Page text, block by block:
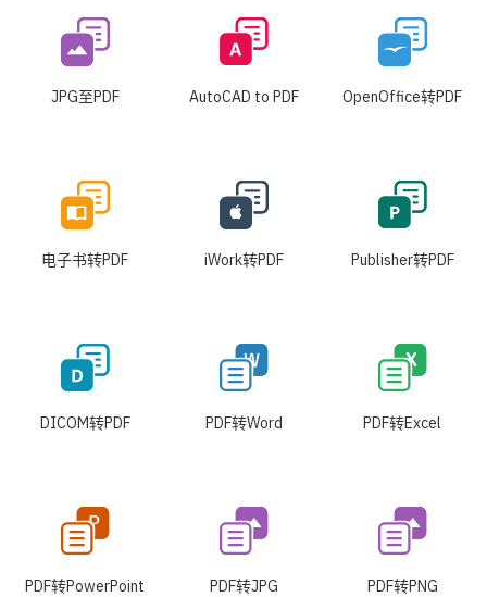
JPG至PDF AutoCAD to PDF OpenOffice转PDF
电子书转PDF iWork转PDF Publisher转PDF
DICOM转PDF PDF转Word PDF转Excel
PDF转PowerPoint PDF转JPG PDF转PNG